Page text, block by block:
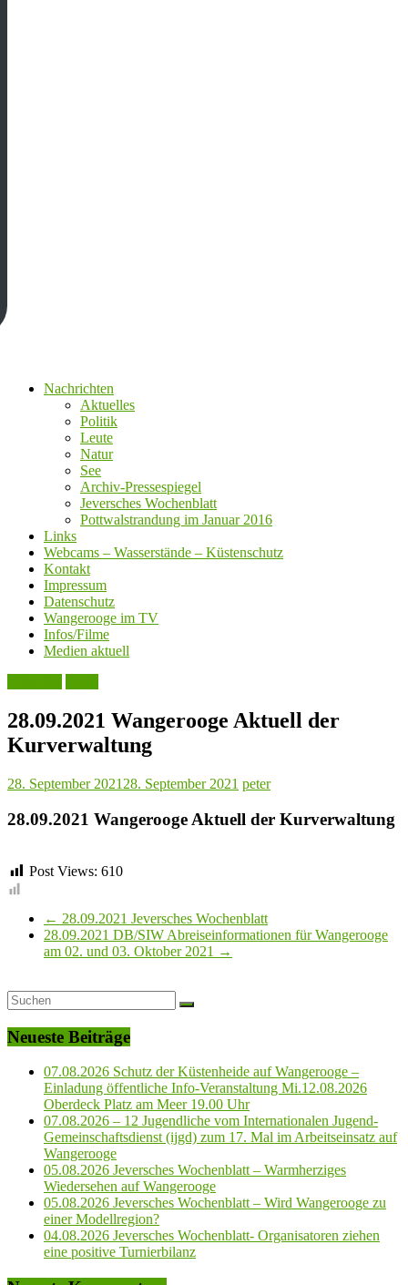
Nachrichten
Aktuelles
Politik
Leute
Natur
See
Archiv-Pressespiegel
Jeversches Wochenblatt
Pottwalstrandung im Januar 2016
Links
Webcams – Wasserstände – Küstenschutz
Kontakt
Impressum
Datenschutz
Wangerooge im TV
Infos/Filme
Medien aktuell
28.09.2021 Wangerooge Aktuell der
Kurverwaltung
28. September 2021 28. September 2021 peter
28.09.2021 Wangerooge Aktuell der Kurverwaltung
Post Views: 610
← 28.09.2021 Jeversches Wochenblatt
28.09.2021 DB/SIW Abreiseinformationen für Wangerooge
am 02. und 03. Oktober 2021 →
Neueste Beiträge
07.08.2026 Schutz der Küstenheide auf Wangerooge –
Einladung öffentliche Info-Veranstaltung Mi.12.08.2026
Oberdeck Platz am Meer 19.00 Uhr
07.08.2026 – 12 Jugendliche vom Internationalen Jugend-
Gemeinschaftsdienst (ijgd) zum 17. Mal im Arbeitseinsatz auf
Wangerooge
05.08.2026 Jeversches Wochenblatt – Warmherziges
Wiedersehen auf Wangerooge
05.08.2026 Jeversches Wochenblatt – Wird Wangerooge zu
einer Modellregion?
04.08.2026 Jeversches Wochenblatt- Organisatoren ziehen
eine positive Turnierbilanz